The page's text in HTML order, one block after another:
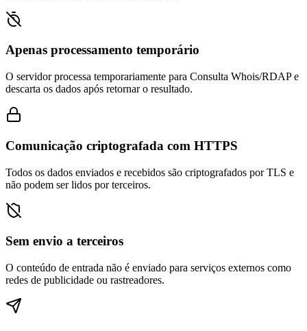
Apenas processamento temporário
O servidor processa temporariamente para Consulta Whois/RDAP e
descarta os dados após retornar o resultado.
Comunicação criptografada com HTTPS
Todos os dados enviados e recebidos são criptografados por TLS e
não podem ser lidos por terceiros.
Sem envio a terceiros
O conteúdo de entrada não é enviado para serviços externos como
redes de publicidade ou rastreadores.